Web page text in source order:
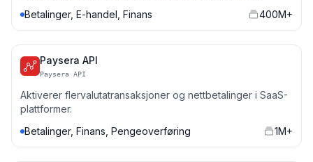
Betalinger, E-handel, Finans 400M+
Paysera API
Paysera API
Aktiverer flervalutatransaksjoner og nettbetalinger i SaaS-
plattformer.
Betalinger, Finans, Pengeoverføring
1M+